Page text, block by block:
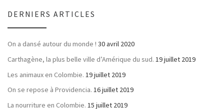
DERNIERS ARTICLES
On a dansé autour du monde ! 30 avril 2020
Carthagène, la plus belle ville d’Amérique du sud. 19 juillet 2019
Les animaux en Colombie. 19 juillet 2019
On se repose à Providencia. 16 juillet 2019
La nourriture en Colombie. 15 juillet 2019